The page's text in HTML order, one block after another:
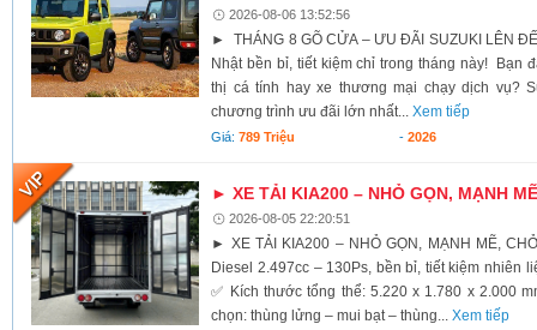
2026-08-06 13:52:56
► THÁNG 8 GÕ CỬA – ƯU ĐÃI SUZUKI LÊN
Nhật bền bỉ, tiết kiệm chỉ trong tháng này! Bạn
thị cá tính hay xe thương mại chạy dịch vụ?
chương trình ưu đãi lớn nhất...Xem tiếp
Giá:789 Triệu - 2026
► XE TẢI KIA200 – NHỎ GỌN, MẠNH
2026-08-05 22:20:51
► XE TẢI KIA200 – NHỎ GỌN, MẠNH MẼ,
Diesel 2.497cc – 130Ps, bền bỉ, tiết kiệm nhiên
✅ Kích thước tổng thể: 5.220 x 1.780 x 2.000
chọn: thùng lửng – mui bạt – thùng...Xem tiếp